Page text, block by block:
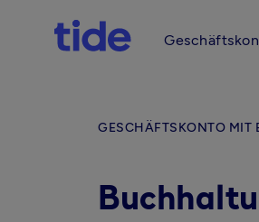
GESCHÄFTSKONTO MIT